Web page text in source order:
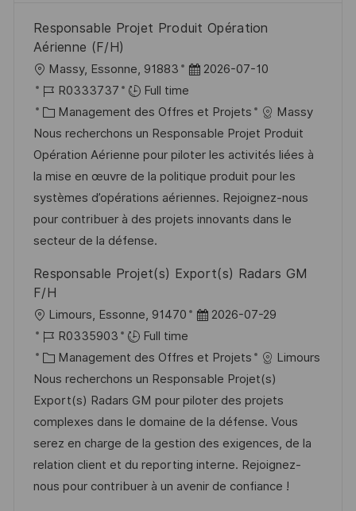
Responsable Projet Produit Opération
Aérienne (F/H)
o
c
a
l
i
s
a
t
o
Massy, Essonne, 91883
D
a
t
e
d
’
a
f
c
2026-07-10
R
é
f
é
r
e
n
c
d
o
e
R0333737
Full time
C
a
t
é
g
o
r
e
Management des Offres et Projets
Massy
Nous recherchons un Responsable Projet Produit
Opération Aérienne pour piloter les activités liées à
la mise en œuvre de la politique produit pour les
systèmes d’opérations aériennes. Rejoignez-nous
pour contribuer à des projets innovants dans le
secteur de la défense.
Responsable Projet(s) Export(s) Radars GM
F/H
o
c
a
l
i
s
a
t
Limours, Essonne, 91470
D
t
e
d
’
a
f
f
2026-07-29
R
é
f
é
r
e
n
c
R0335903
Full time
C
a
t
é
g
o
r
Management des Offres et Projets
Limours
Nous recherchons un Responsable Projet(s)
Export(s) Radars GM pour piloter des projets
complexes dans le domaine de la défense. Vous
serez en charge de la gestion des exigences, de la
relation client et du reporting interne. Rejoignez-
nous pour contribuer à un avenir de confiance !